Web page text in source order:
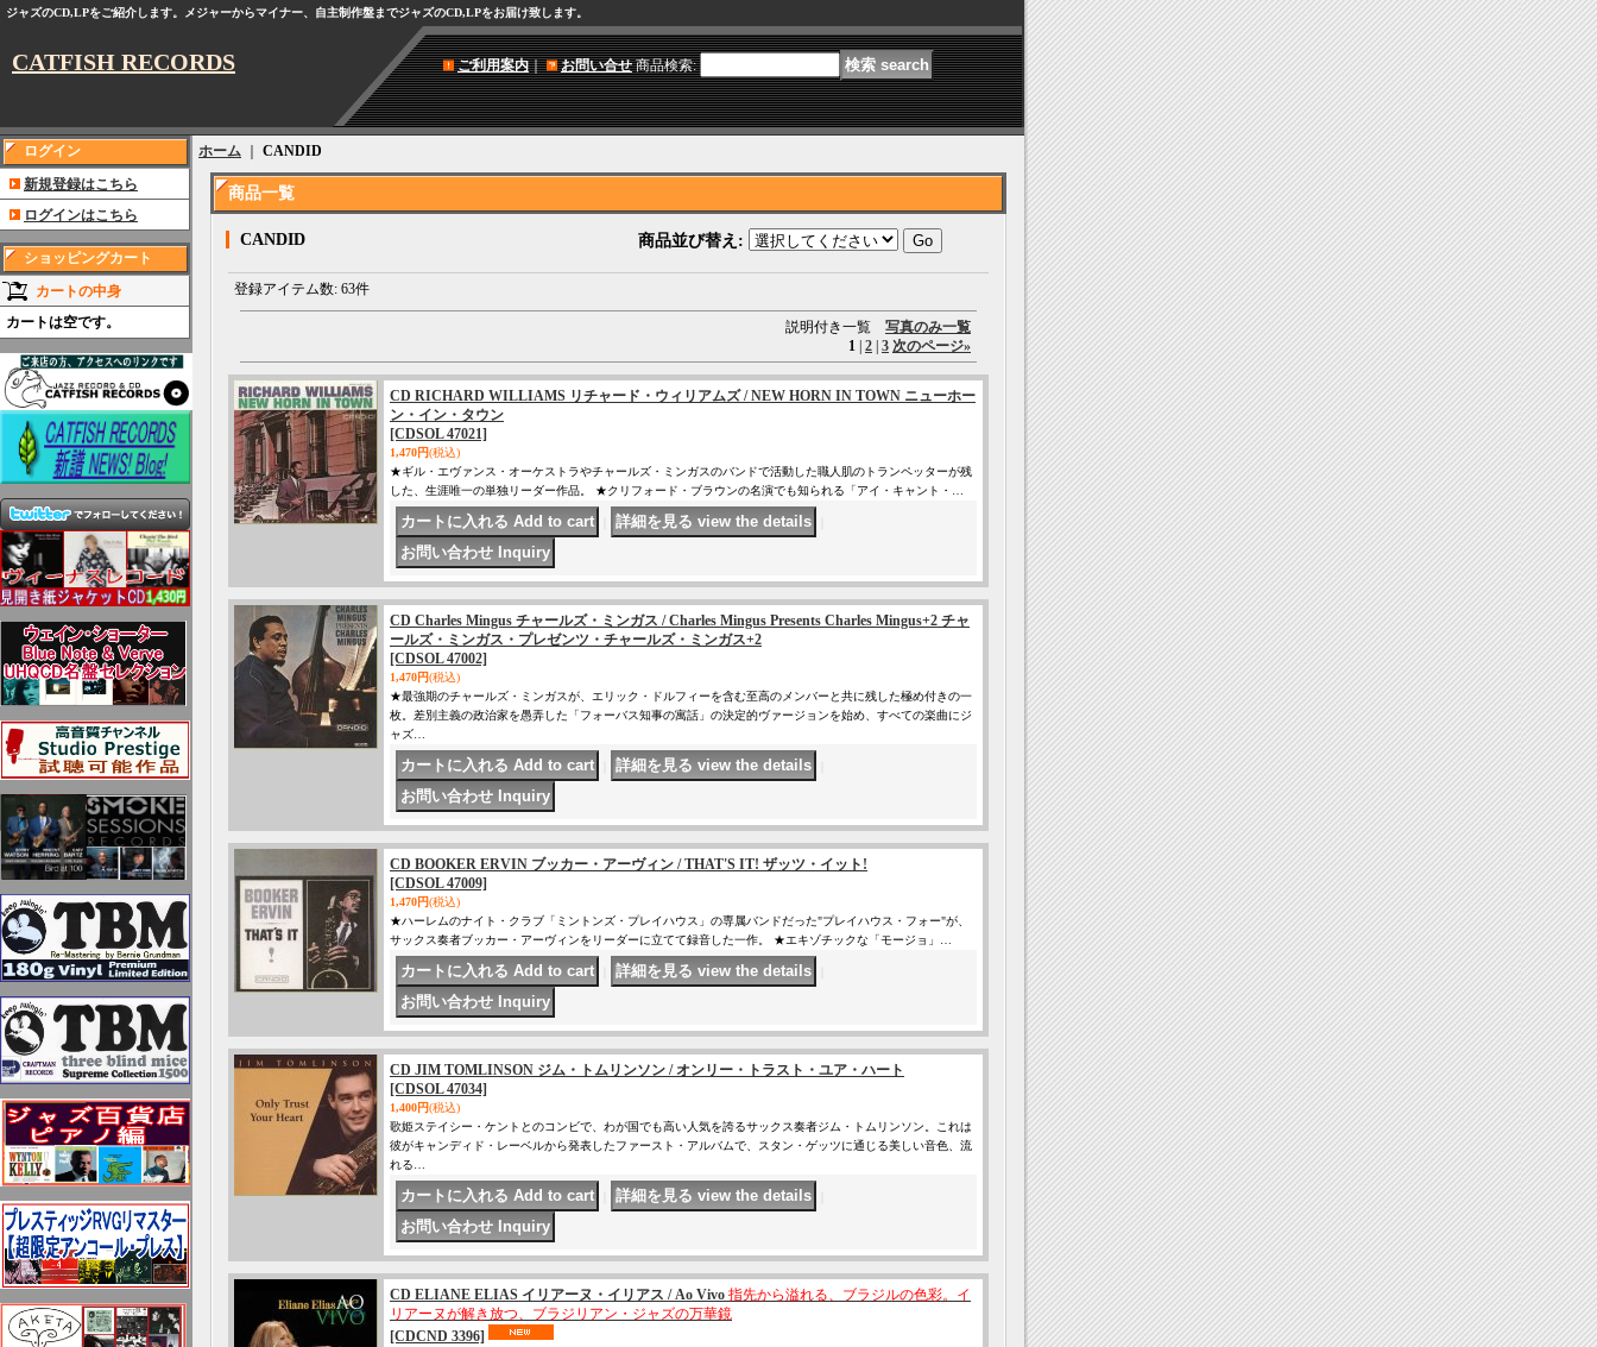
ジャズのCD,LPをご紹介します。メジャーからマイナー、自主制作盤までジャズのCD,LPをお届け致します。
CATFISH RECORDS ご利用案内｜ お問い合せ 商品検索:
ログイン
新規登録はこちら
ログインはこちら
ショッピングカート
カートの中身
カートは空です。
ホーム CANDID
商品一覧
CANDID 商品並び替え :
登録アイテム数: 63件
説明付き一覧 写真のみ一覧
1 2 3 次のページ»
CD RICHARD WILLIAMS リチャード・ウィリアムズ / NEW HORN IN TOWN ニューホー
ン・イン・タウン
[CDSOL 47021]
1,470円(税込)
★ギル・エヴァンス・オーケストラやチャールズ・ミンガスのバンドで活動した職人肌のトランペッターが残
した、生涯唯一の単独リーダー作品。 ★クリフォード・ブラウンの名演でも知られる「アイ・キャント・…
CD Charles Mingus チャールズ・ミンガス / Charles Mingus Presents Charles Mingus+2 チャ
ールズ・ミンガス・プレゼンツ・チャールズ・ミンガス+2
[CDSOL 47002]
1,470円(税込)
★最強期のチャールズ・ミンガスが、エリック・ドルフィーを含む至高のメンバーと共に残した極め付きの一
枚。差別主義の政治家を愚弄した「フォーバス知事の寓話」の決定的ヴァージョンを始め、すべての楽曲にジ
ャズ…
CD BOOKER ERVIN ブッカー・アーヴィン / THAT'S IT! ザッツ・イット!
[CDSOL 47009]
1,470円(税込)
★ハーレムのナイト・クラブ「ミントンズ・プレイハウス」の専属バンドだった"プレイハウス・フォー"が、
サックス奏者ブッカー・アーヴィンをリーダーに立てて録音した一作。 ★エキゾチックな「モージョ」…
CD JIM TOMLINSON ジム・トムリンソン / オンリー・トラスト・ユア・ハート
[CDSOL 47034]
1,400円(税込)
歌姫ステイシー・ケントとのコンビで、わが国でも高い人気を誇るサックス奏者ジム・トムリンソン。これは
彼がキャンディド・レーベルから発表したファースト・アルバムで、スタン・ゲッツに通じる美しい音色、流
れる…
CD ELIANE ELIAS イリアーヌ・イリアス / Ao Vivo 指先から溢れる、ブラジルの色彩。イ
リアーヌが解き放つ、ブラジリアン・ジャズの万華鏡
[CDCND 3396]